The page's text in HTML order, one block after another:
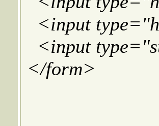
<input
<input
</form>